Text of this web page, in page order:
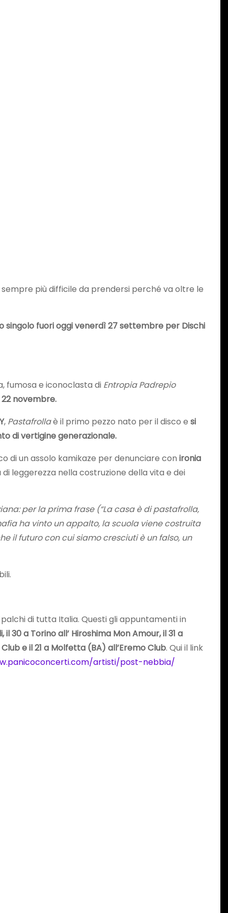
più difficile da prendersi perché va oltre le
singolo fuori oggi venerdì 27 settembre per Dischi
fumosa e iconoclasta di Entropia Padrepio
novembre.
, Pastafrollaè il primo pezzo nato per il disco e si
di vertigine generazionale.
di un assolo kamikaze per denunciare con ironia
leggerezza nella costruzione della vita e dei
per la prima frase (“La casa è di pastafrolla,
ha vinto un appalto, la scuola viene costruita
il futuro con cui siamo cresciuti è un falso, un
di tutta Italia. Questi gli appuntamenti in
30 a Torino all’ Hiroshima Mon Amour, il 31 a
e il 21 a Molfetta (BA) all’Eremo Club. Qui il link
artisti/post-nebbia/